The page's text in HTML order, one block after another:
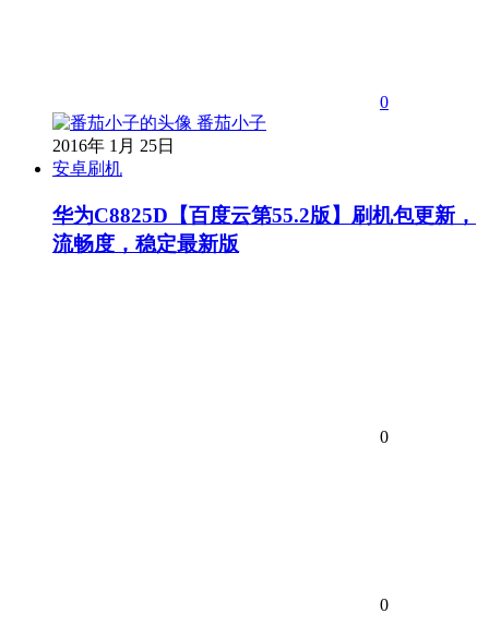
0
番茄小子
2016年 1月 25日
安卓刷机
华为C8825D【百度云第55.2版】刷机包更新，
流畅度，稳定最新版
0
0